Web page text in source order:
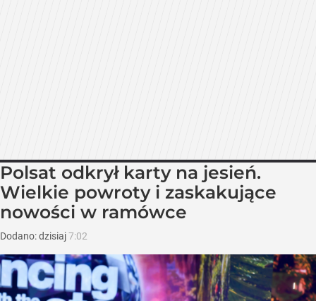
Polsat odkrył karty na jesień.
Wielkie powroty i zaskakujące
nowości w ramówce
Dodano:dzisiaj7:02